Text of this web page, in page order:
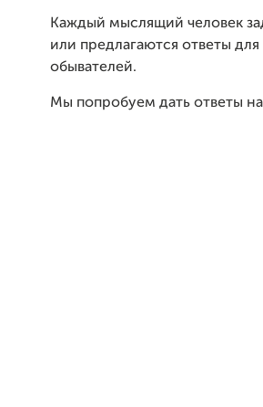
Каждый мыслящий человек
или предлагаются ответы
обывателей.
Мы попробуем дать ответы